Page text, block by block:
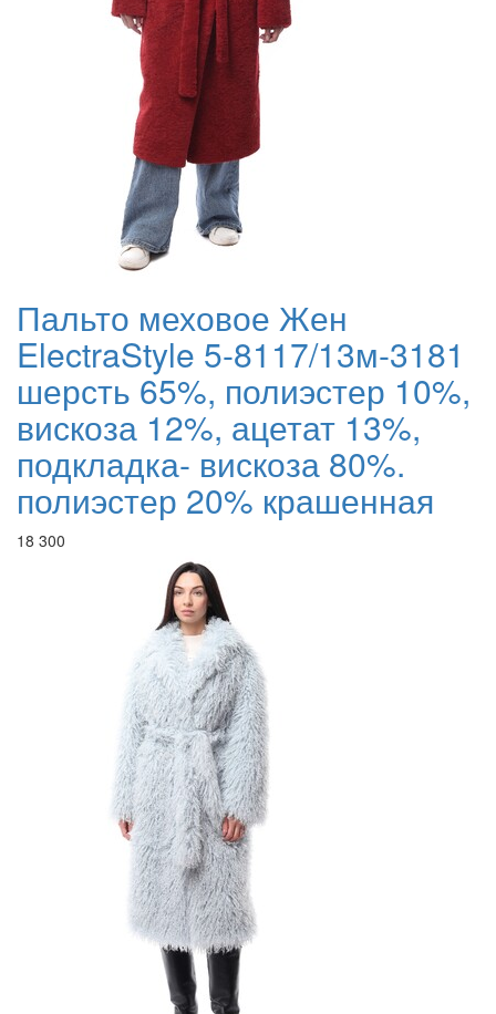
Пальто меховое Жен
ElectraStyle 5-8117/13м-3181
шерсть 65%, полиэстер 10%,
вискоза 12%, ацетат 13%,
подкладка- вискоза 80%.
полиэстер 20% крашенная
18 300